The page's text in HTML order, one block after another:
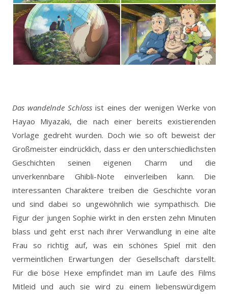
Das wandelnde Schloss ist eines der wenigen Werke von
Hayao Miyazaki, die nach einer bereits existierenden
Vorlage gedreht wurden. Doch wie so oft beweist der
Großmeister eindrücklich, dass er den unterschiedlichsten
Geschichten seinen eigenen Charm und die
unverkennbare Ghibli-Note einverleiben kann. Die
interessanten Charaktere treiben die Geschichte voran
und sind dabei so ungewöhnlich wie sympathisch. Die
Figur der jungen Sophie wirkt in den ersten zehn Minuten
blass und geht erst nach ihrer Verwandlung in eine alte
Frau so richtig auf, was ein schönes Spiel mit den
vermeintlichen Erwartungen der Gesellschaft darstellt.
Für die böse Hexe empfindet man im Laufe des Films
Mitleid und auch sie wird zu einem liebenswürdigem